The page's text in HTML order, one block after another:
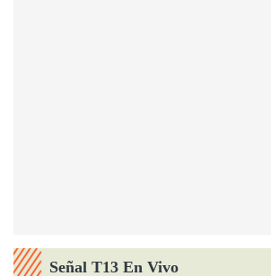
Señal T13 En Vivo